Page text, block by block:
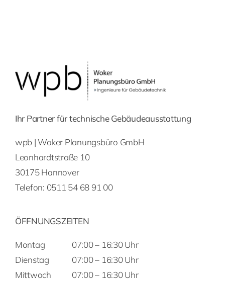
Ihr Partner für technische Gebäudeausstattung
wpb | Woker Planungsbüro GmbH
Leonhardtstraße 10
30175 Hannover
Telefon: 0511 54 68 91 00
ÖFFNUNGSZEITEN
Montag
Dienstag
Mittwoch
07:00 – 16:30 Uhr
07:00 – 16:30 Uhr
07:00 – 16:30 Uhr